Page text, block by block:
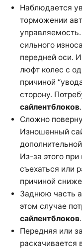
Наблюдается
торможении
сильного
передней оси.
люфт колес с
причиной
сторону.
сайлентблоков.
Сложно
Изношенный
Из-за этого
съехаться или
причиной
Заднюю часть
этом случае
сайлентблоков.
Передняя или
раскачивается